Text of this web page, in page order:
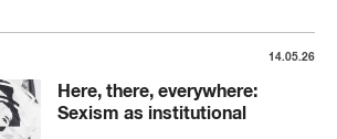
14.05.26
Here, there, everywhere:
Sexism as institutional